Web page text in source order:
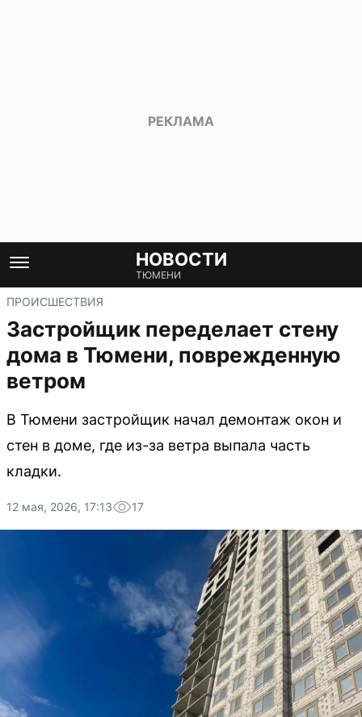
НОВОСТИ
ТЮМЕНИ
ПРОИСШЕСТВИЯ
Застройщик переделает стену
дома в Тюмени, поврежденную
ветром
В Тюмени застройщик начал демонтаж окон и
стен в доме, где из-за ветра выпала часть
кладки.
12 мая, 2026, 17:13 17